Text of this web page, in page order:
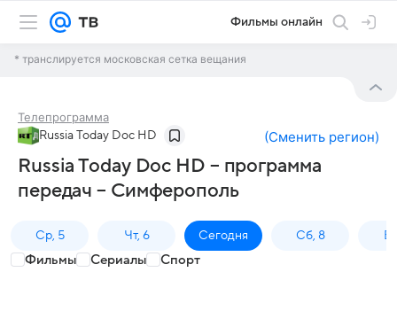
Фильмы онлайн
* транслируется московская сетка вещания
Телепрограмма
Russia Today Doc HD (Сменить регион)
Russia Today Doc HD – программа
передач – Симферополь
Ср, 5 Чт, 6 Сегодня Сб, 8
Фильмы Сериалы Спорт